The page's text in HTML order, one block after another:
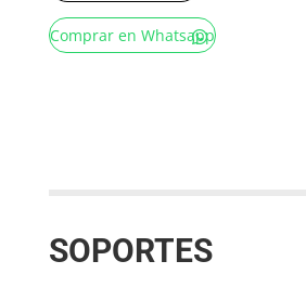
Comprar en Whatsapp
SOPORTES